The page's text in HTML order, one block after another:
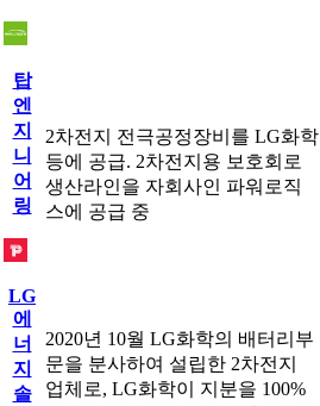
탑
엔
지
니
어
링
2차전지 전극공정장비를 LG화학
등에 공급. 2차전지용 보호회로
생산라인을 자회사인 파워로직
스에 공급 중
LG
에
너
지
솔
2020년 10월 LG화학의 배터리부
문을 분사하여 설립한 2차전지
업체로, LG화학이 지분을 100%